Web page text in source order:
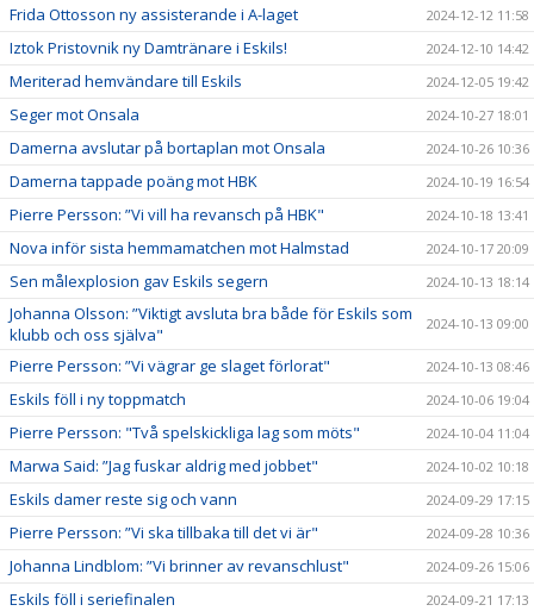
Frida Ottosson ny assisterande i A-laget 2024-12-12 11:58
Iztok Pristovnik ny Damtränare i Eskils! 2024-12-10 14:42
Meriterad hemvändare till Eskils 2024-12-05 19:42
Seger mot Onsala 2024-10-27 18:01
Damerna avslutar på bortaplan mot Onsala 2024-10-26 10:36
Damerna tappade poäng mot HBK 2024-10-19 16:54
Pierre Persson: ”Vi vill ha revansch på HBK" 2024-10-18 13:41
Nova inför sista hemmamatchen mot Halmstad 2024-10-17 20:09
Sen målexplosion gav Eskils segern 2024-10-13 18:14
Johanna Olsson: ”Viktigt avsluta bra både för Eskils som
klubb och oss själva"
2024-10-13 09:00
Pierre Persson: ”Vi vägrar ge slaget förlorat" 2024-10-13 08:46
Eskils föll i ny toppmatch 2024-10-06 19:04
Pierre Persson: "Två spelskickliga lag som möts" 2024-10-04 11:04
Marwa Said: ”Jag fuskar aldrig med jobbet" 2024-10-02 10:18
Eskils damer reste sig och vann 2024-09-29 17:15
Pierre Persson: ”Vi ska tillbaka till det vi är" 2024-09-28 10:36
Johanna Lindblom: ”Vi brinner av revanschlust" 2024-09-26 15:06
Eskils föll i seriefinalen 2024-09-21 17:13